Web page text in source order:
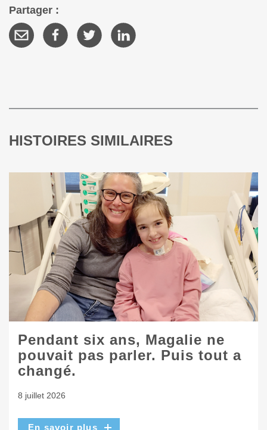
Partager :
HISTOIRES SIMILAIRES
Pendant six ans, Magalie ne
pouvait pas parler. Puis tout a
changé.
8 juillet 2026
En savoir plus